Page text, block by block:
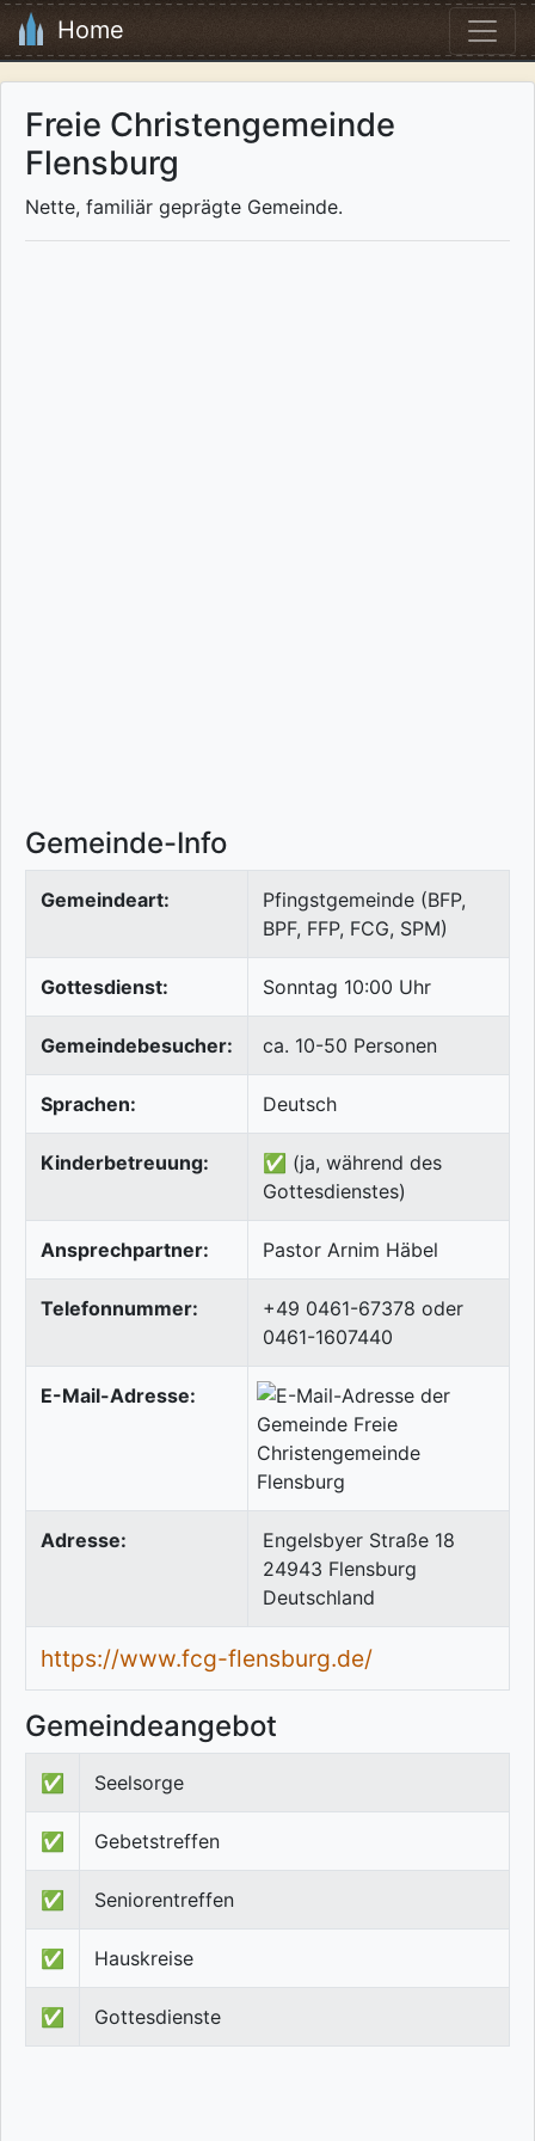
Home
Freie Christengemeinde
Flensburg
Nette, familiär geprägte Gemeinde.
Gemeinde-Info
Gemeindeart:
Pfingstgemeinde (BFP,
BPF, FFP, FCG, SPM)
Gottesdienst: Sonntag 10:00 Uhr
Gemeindebesucher: ca. 10-50 Personen
Sprachen: Deutsch
Kinderbetreuung:
✅ (ja, während des
Gottesdienstes)
Ansprechpartner: Pastor Arnim Häbel
Telefonnummer:
+49 0461-67378 oder
0461-1607440
E-Mail-Adresse:
Adresse:
Engelsbyer Straße 18
24943 Flensburg
Deutschland
https://www.fcg-flensburg.de/
Gemeindeangebot
✅ Seelsorge
✅ Gebetstreffen
✅ Seniorentreffen
✅ Hauskreise
✅ Gottesdienste